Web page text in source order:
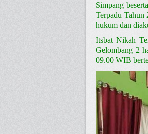
Simpang
Terpadu Tahun
hukum dan
Itsbat Nikah
Gelombang 2
09.00 WIB